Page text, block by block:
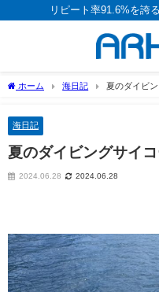
リピート率91.6%を誇
ホーム 海日記 夏のダイビン
海日記
夏のダイビングサイコ
2024.06.28 2024.06.28